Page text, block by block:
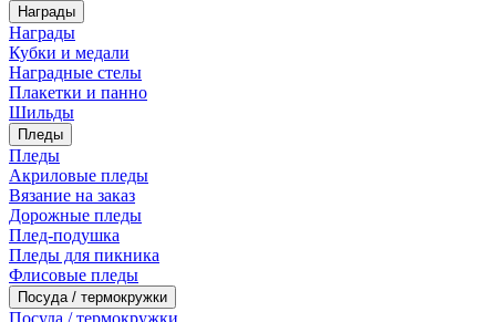
Награды
Награды
Кубки и медали
Наградные стелы
Плакетки и панно
Шильды
Пледы
Пледы
Акриловые пледы
Вязание на заказ
Дорожные пледы
Плед-подушка
Пледы для пикника
Флисовые пледы
Посуда / термокружки
Посуда / термокружки